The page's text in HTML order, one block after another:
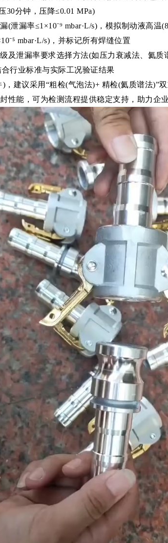
30分钟，压降≤0.01 MPa)
(泄漏率≤1×10⁻⁹ mbar·L/s)，模拟制动液高温
mbar·L/s)，并标记所有焊缝位置
及泄漏率要求选择方法(如压力衰减法、氦
行业标准与实际工况验证结果
建议采用“粗检(气泡法)+ 精检(氦质谱法)”
性能，可为检测流程提供稳定支持，助力企